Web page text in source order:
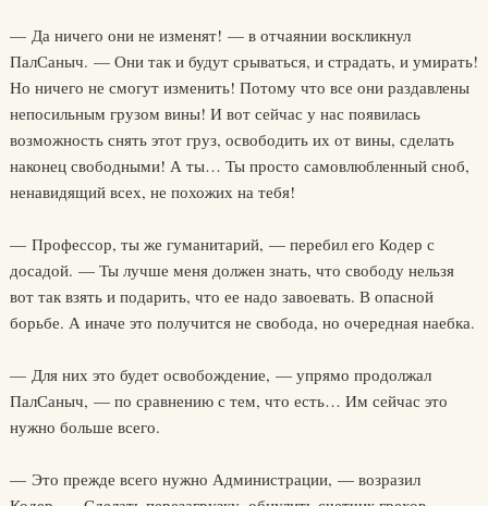
— Да ничего они не изменят! — в отчаянии воскликнул
ПалСаныч. — Они так и будут срываться, и страдать, и умирать!
Но ничего не смогут изменить! Потому что все они раздавлены
непосильным грузом вины! И вот сейчас у нас появилась
возможность снять этот груз, освободить их от вины, сделать
наконец свободными! А ты… Ты просто самовлюбленный сноб,
ненавидящий всех, не похожих на тебя!
— Профессор, ты же гуманитарий, — перебил его Кодер с
досадой. — Ты лучше меня должен знать, что свободу нельзя
вот так взять и подарить, что ее надо завоевать. В опасной
борьбе. А иначе это получится не свобода, но очередная наебка.
— Для них это будет освобождение, — упрямо продолжал
ПалСаныч, — по сравнению с тем, что есть… Им сейчас это
нужно больше всего.
— Это прежде всего нужно Администрации, — возразил